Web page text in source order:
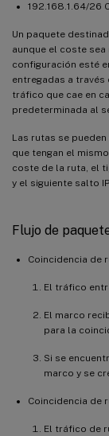
192.168.1.64/26
Un paquete
aunque el coste sea
configuración esté
entregadas a
tráfico que cae en
predeterminada al
Las rutas se
que tengan el
coste de la ruta, el
y el siguiente salto
Flujo de
Coincidencia de
El tráfico
El marco
para la
Si se
marco y se
Coincidencia de
El tráfico de